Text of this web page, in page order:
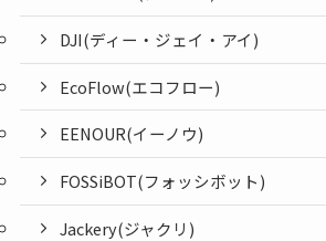
DJI(ディー・ジェイ・アイ)
EcoFlow(エコフロー)
EENOUR(イーノウ)
FOSSiBOT(フォッシボット)
Jackery(ジャクリ)